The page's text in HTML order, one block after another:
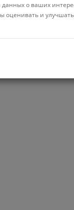
данных о ваших
оценивать и